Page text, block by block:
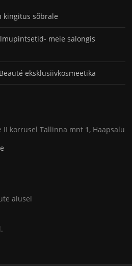
kingitus sõbrale
meie salongis
eksklusiivkosmeetika
II korrusel Tallinna mnt 1, Haapsalu
alusel